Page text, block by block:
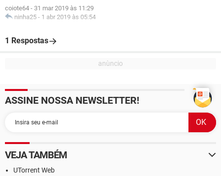
coiote64 - 31 mar 2019 às 11:29
ninha25 - 1 abr 2019 às 05:54
1 Respostas
ASSINE NOSSA NEWSLETTER!
VEJA TAMBÉM
UTorrent Web